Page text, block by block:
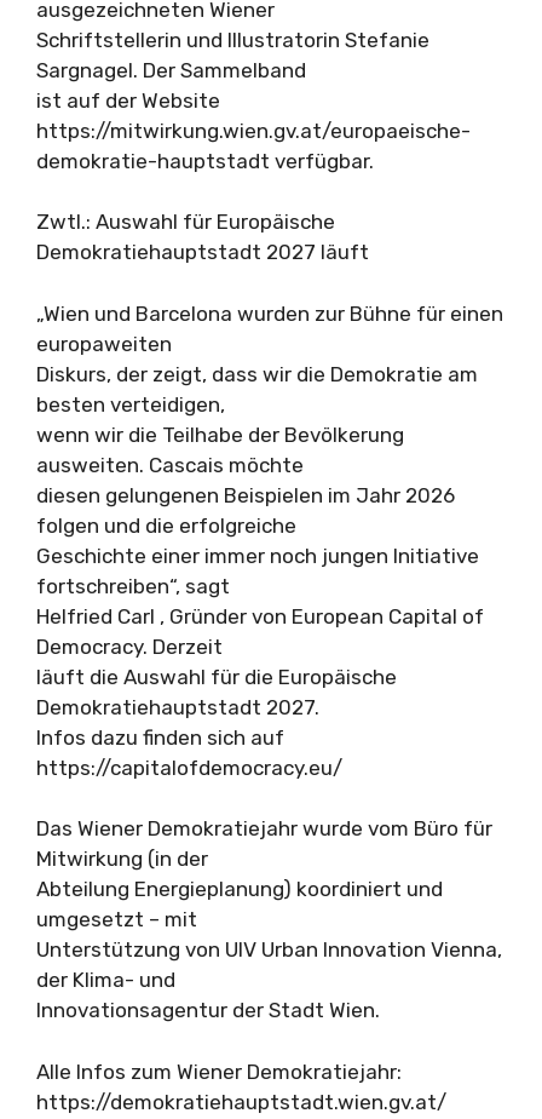
ausgezeichneten Wiener
Schriftstellerin und Illustratorin Stefanie
Sargnagel. Der Sammelband
ist auf der Website
https://mitwirkung.wien.gv.at/europaeische-
demokratie-hauptstadt verfügbar.
Zwtl.: Auswahl für Europäische
Demokratiehauptstadt 2027 läuft
„Wien und Barcelona wurden zur Bühne für einen
europaweiten
Diskurs, der zeigt, dass wir die Demokratie am
besten verteidigen,
wenn wir die Teilhabe der Bevölkerung
ausweiten. Cascais möchte
diesen gelungenen Beispielen im Jahr 2026
folgen und die erfolgreiche
Geschichte einer immer noch jungen Initiative
fortschreiben“, sagt
Helfried Carl , Gründer von European Capital of
Democracy. Derzeit
läuft die Auswahl für die Europäische
Demokratiehauptstadt 2027.
Infos dazu finden sich auf
https://capitalofdemocracy.eu/
Das Wiener Demokratiejahr wurde vom Büro für
Mitwirkung (in der
Abteilung Energieplanung) koordiniert und
umgesetzt – mit
Unterstützung von UIV Urban Innovation Vienna,
der Klima- und
Innovationsagentur der Stadt Wien.
Alle Infos zum Wiener Demokratiejahr:
https://demokratiehauptstadt.wien.gv.at/